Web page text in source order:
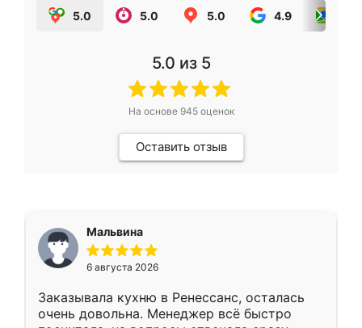
5.0 5.0 5.0 4.9
5.0 из 5
На основе 945оценок
Оставить отзыв
Мальвина
6 августа 2026
Заказывала кухню в Ренессанс, осталась
очень довольна. Менеджер всё быстро